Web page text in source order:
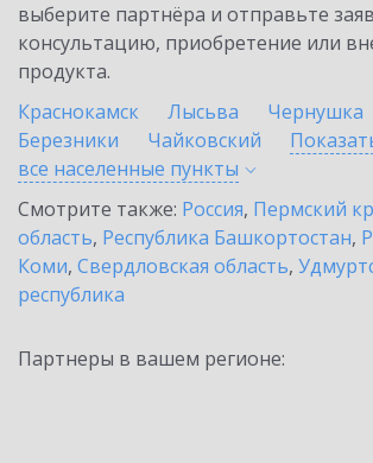
выберите партнёра и отправьте
консультацию, приобретение или
продукта.
Краснокамск
Лысьва
Чернушка
Березники
Чайковский
все населенные пункты
Смотрите также: Россия, Пермский
область, Республика Башкортостан,
Коми, Свердловская область,
республика
Партнеры в вашем регионе: